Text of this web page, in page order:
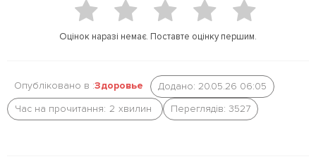
o
k
Оцінок наразі немає. Поставте оцінку першим.
Опубліковано в :Здоровье
Додано: 20.05.26 06:05
Час на прочитання: 2 хвилин Переглядів: 3527